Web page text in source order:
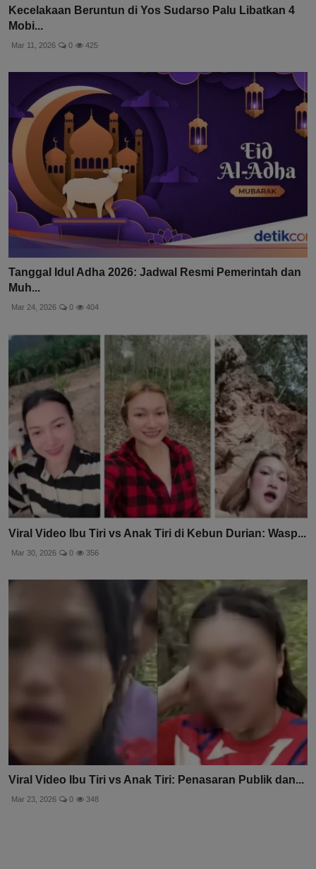
Kecelakaan Beruntun di Yos Sudarso Palu Libatkan 4
Mobi...
Mar 11, 2026 0 425
Tanggal Idul Adha 2026: Jadwal Resmi Pemerintah dan
Muh...
Mar 24, 2026 0 404
Viral Video Ibu Tiri vs Anak Tiri di Kebun Durian: Wasp...
Mar 30, 2026 0 356
Viral Video Ibu Tiri vs Anak Tiri: Penasaran Publik dan...
Mar 23, 2026 0 348